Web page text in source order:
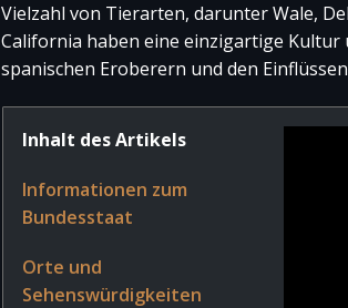
Vielzahl von Tierarten, darunter Wale,
California haben eine einzigartige Kultur
spanischen Eroberern und den
Inhalt des Artikels
Informationen zum
Bundesstaat
Orte und
Sehenswürdigkeiten